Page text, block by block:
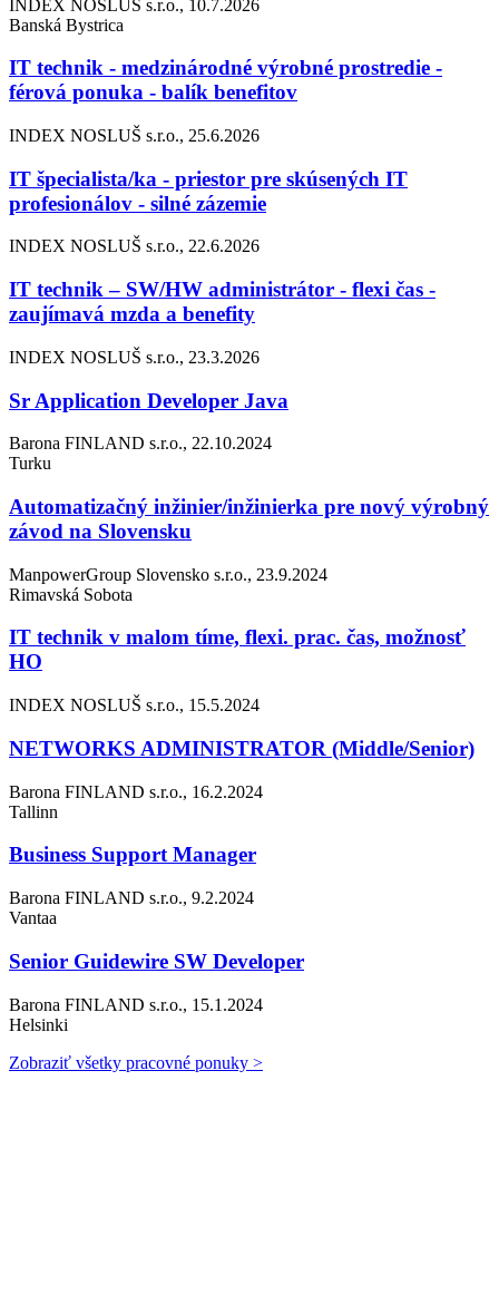
INDEX NOSLUŠ s.r.o., 10.7.2026
Banská Bystrica
IT technik - medzinárodné výrobné prostredie -
férová ponuka - balík benefitov
INDEX NOSLUŠ s.r.o., 25.6.2026
IT špecialista/ka - priestor pre skúsených IT
profesionálov - silné zázemie
INDEX NOSLUŠ s.r.o., 22.6.2026
IT technik – SW/HW administrátor - flexi čas -
zaujímavá mzda a benefity
INDEX NOSLUŠ s.r.o., 23.3.2026
Sr Application Developer Java
Barona FINLAND s.r.o., 22.10.2024
Turku
Automatizačný inžinier/inžinierka pre nový výrobný
závod na Slovensku
ManpowerGroup Slovensko s.r.o., 23.9.2024
Rimavská Sobota
IT technik v malom tíme, flexi. prac. čas, možnosť
HO
INDEX NOSLUŠ s.r.o., 15.5.2024
NETWORKS ADMINISTRATOR (Middle/Senior)
Barona FINLAND s.r.o., 16.2.2024
Tallinn
Business Support Manager
Barona FINLAND s.r.o., 9.2.2024
Vantaa
Senior Guidewire SW Developer
Barona FINLAND s.r.o., 15.1.2024
Helsinki
Zobraziť všetky pracovné ponuky >